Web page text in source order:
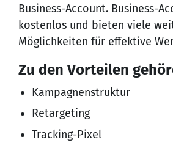
Business-Account. Business-
kostenlos und bieten viele
Möglichkeiten für effektive
Zu den Vorteilen
Kampagnenstruktur
Retargeting
Tracking-Pixel